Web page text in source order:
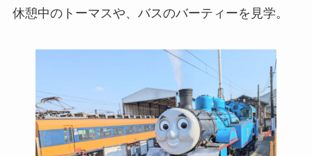
休憩中のトーマスや、バスのバーティーを見学。